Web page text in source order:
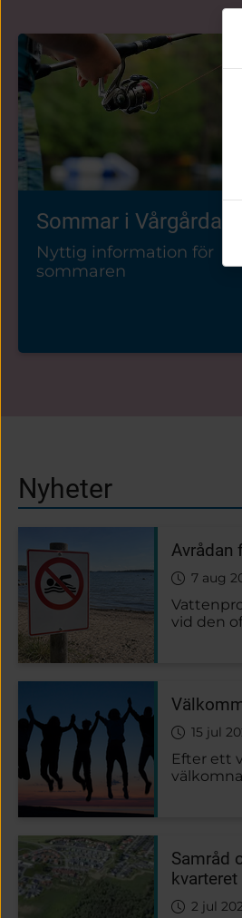
Sommar i Vårgårda
Nyttig information för
sommaren
Nyheter
Avrådan
7 aug
vid den
15 jul
Efter ett
Samråd
kvarteret
2 jul